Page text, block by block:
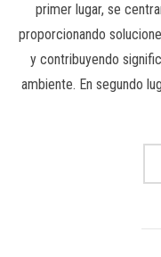
primer lugar, se
proporcionando
y contribuyendo
ambiente. En segundo